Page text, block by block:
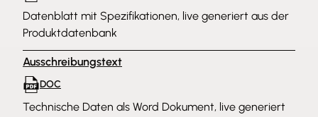
Datenblatt mit Spezifikationen, live generiert aus der
Produktdatenbank
Ausschreibungstext
DOC
Technische Daten als Word Dokument, live generiert